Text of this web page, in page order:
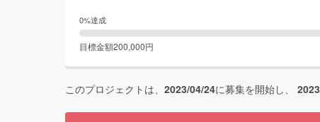
0%達成
目標金額200,000円
このプロジェクトは、 2023/04/24に募集を開始し、